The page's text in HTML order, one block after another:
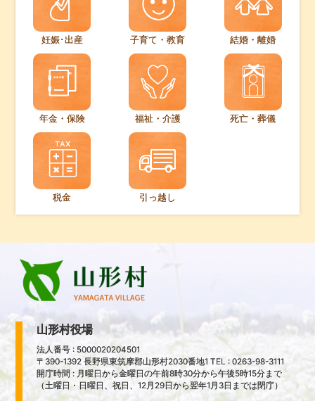
妊娠･出産 子育て・教育 結婚・離婚
年金・保険 福祉・介護 死亡・葬儀
税金 引っ越し
山形村役場
法人番号 : 5000020204501
〒390-1392 長野県東筑摩郡山形村2030番地1 TEL : 0263-98-3111
開庁時間 : 月曜日から金曜日の午前8時30分から午後5時15分まで
（土曜日・日曜日、祝日、12月29日から翌年1月3日までは閉庁）